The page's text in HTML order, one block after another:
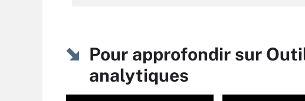
Pour approfondir sur
analytiques